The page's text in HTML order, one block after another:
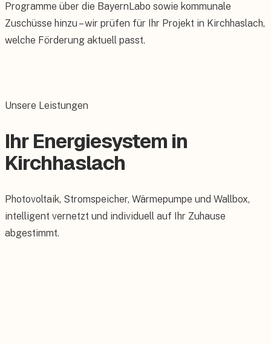
Programme über die BayernLabo sowie kommunale
Zuschüsse hinzu – wir prüfen für Ihr Projekt in Kirchhaslach,
welche Förderung aktuell passt.
Unsere Leistungen
Ihr Energiesystem in
Kirchhaslach
Photovoltaik, Stromspeicher, Wärmepumpe und Wallbox,
intelligent vernetzt und individuell auf Ihr Zuhause
abgestimmt.